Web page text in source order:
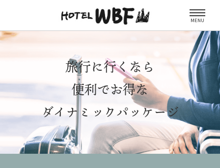
MENU
旅行に行くなら
便利でお得な
ダイナミックパッケージ